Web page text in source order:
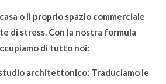
o il proprio spazio commerciale
di stress. Con la nostra formula
di tutto noi:
architettonico: Traduciamo le